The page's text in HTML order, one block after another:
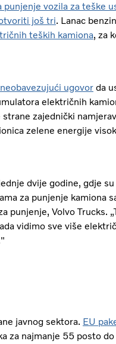
punjenje vozila za teške
još tri. Lanac
teških kamiona, za
ugovor da
električnih
zajednički
zelene energije
dvije godine, gdje
za punjenje kamiona
punjenje, Volvo Trucks.
vidimo sve više
javnog sektora. EU
za najmanje 55 posto